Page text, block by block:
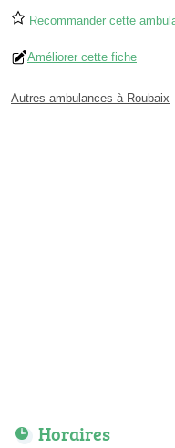
Recommander cette
Améliorer cette fiche
Autres ambulances à Roubaix
Horaires